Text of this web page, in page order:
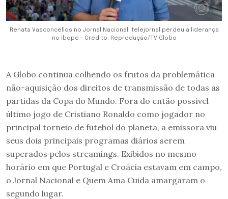
Renata Vasconcellos no Jornal Nacional: telejornal perdeu a liderança
no Ibope - Crédito: Reprodução/TV Globo
A Globo continua colhendo os frutos da problemática
não-aquisição dos direitos de transmissão de todas as
partidas da Copa do Mundo. Fora do então possível
último jogo de Cristiano Ronaldo como jogador no
principal torneio de futebol do planeta, a emissora viu
seus dois principais programas diários serem
superados pelos streamings. Exibidos no mesmo
horário em que Portugal e Croácia estavam em campo,
o Jornal Nacional e Quem Ama Cuida amargaram o
segundo lugar.